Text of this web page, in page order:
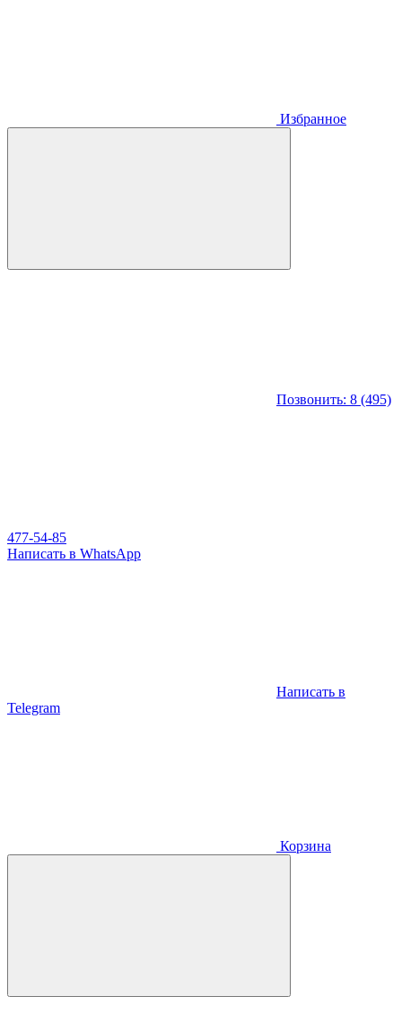
Избранное
Позвонить: 8 (495)
477-54-85
Написать в WhatsApp
Написать в
Telegram
Корзина